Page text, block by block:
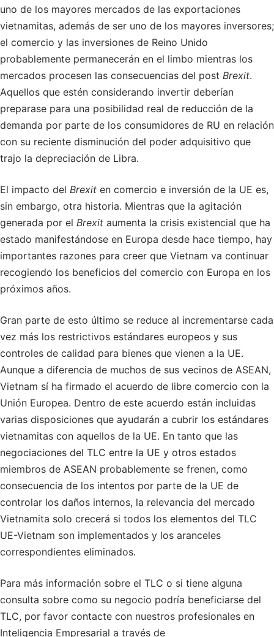
uno de los mayores mercados de las exportaciones
vietnamitas, además de ser uno de los mayores inversores;
el comercio y las inversiones de Reino Unido
probablemente permanecerán en el limbo mientras los
mercados procesen las consecuencias del post Brexit.
Aquellos que estén considerando invertir deberían
preparase para una posibilidad real de reducción de la
demanda por parte de los consumidores de RU en relación
con su reciente disminución del poder adquisitivo que
trajo la depreciación de Libra.
El impacto del Brexit en comercio e inversión de la UE es,
sin embargo, otra historia. Mientras que la agitación
generada por el Brexit aumenta la crisis existencial que ha
estado manifestándose en Europa desde hace tiempo, hay
importantes razones para creer que Vietnam va continuar
recogiendo los beneficios del comercio con Europa en los
próximos años.
Gran parte de esto último se reduce al incrementarse cada
vez más los restrictivos estándares europeos y sus
controles de calidad para bienes que vienen a la UE.
Aunque a diferencia de muchos de sus vecinos de ASEAN,
Vietnam sí ha firmado el acuerdo de libre comercio con la
Unión Europea. Dentro de este acuerdo están incluidas
varias disposiciones que ayudarán a cubrir los estándares
vietnamitas con aquellos de la UE. En tanto que las
negociaciones del TLC entre la UE y otros estados
miembros de ASEAN probablemente se frenen, como
consecuencia de los intentos por parte de la UE de
controlar los daños internos, la relevancia del mercado
Vietnamita solo crecerá si todos los elementos del TLC
UE-Vietnam son implementados y los aranceles
correspondientes eliminados.
Para más información sobre el TLC o si tiene alguna
consulta sobre como su negocio podría beneficiarse del
TLC, por favor contacte con nuestros profesionales en
Inteligencia Empresarial a través de